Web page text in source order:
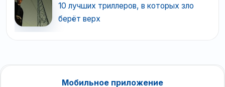
10 лучших триллеров, в которых зло
берёт верх
Мобильное приложение